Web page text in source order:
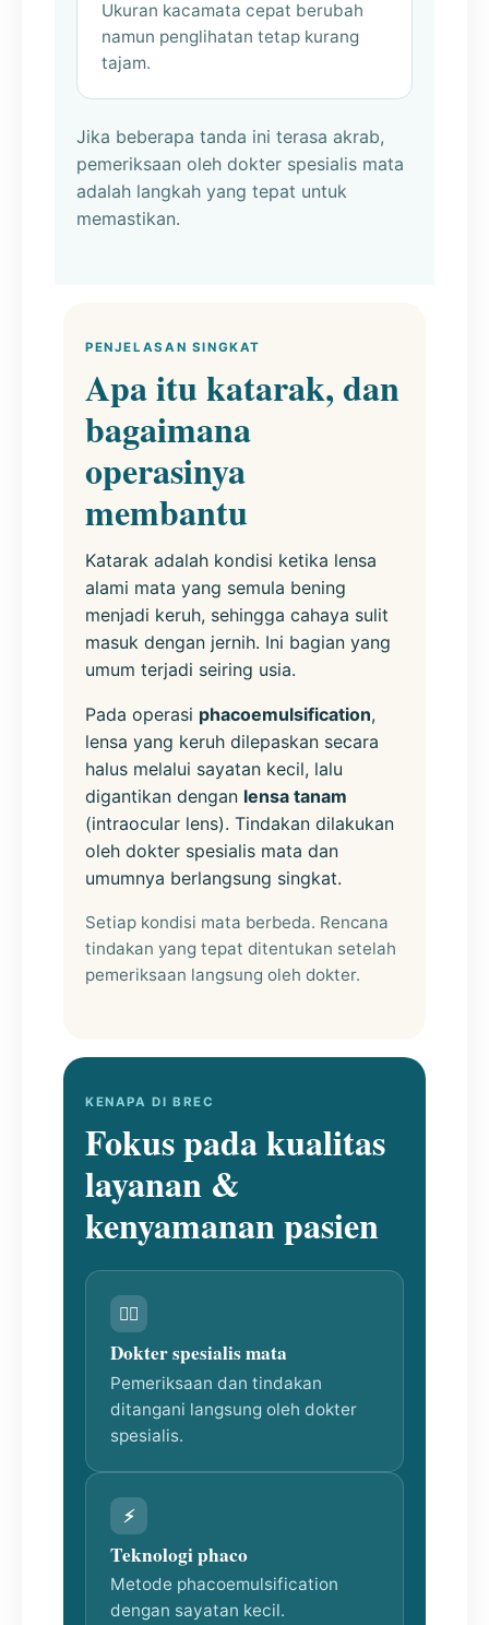
Ukuran kacamata cepat berubah
namun penglihatan tetap kurang
tajam.
Jika beberapa tanda ini terasa akrab,
pemeriksaan oleh dokter spesialis mata
adalah langkah yang tepat untuk
memastikan.
PENJELASAN SINGKAT
Apa itu katarak, dan
bagaimana
operasinya
membantu
Katarak adalah kondisi ketika lensa
alami mata yang semula bening
menjadi keruh, sehingga cahaya sulit
masuk dengan jernih. Ini bagian yang
umum terjadi seiring usia.
Pada operasi phacoemulsification,
lensa yang keruh dilepaskan secara
halus melalui sayatan kecil, lalu
digantikan dengan lensa tanam
(intraocular lens). Tindakan dilakukan
oleh dokter spesialis mata dan
umumnya berlangsung singkat.
Setiap kondisi mata berbeda. Rencana
tindakan yang tepat ditentukan setelah
pemeriksaan langsung oleh dokter.
KENAPA DI BREC
Fokus pada kualitas
layanan &
kenyamanan pasien
👨‍⚕
Dokter spesialis mata
Pemeriksaan dan tindakan
ditangani langsung oleh dokter
spesialis.
⚡
Teknologi phaco
Metode phacoemulsification
dengan sayatan kecil.